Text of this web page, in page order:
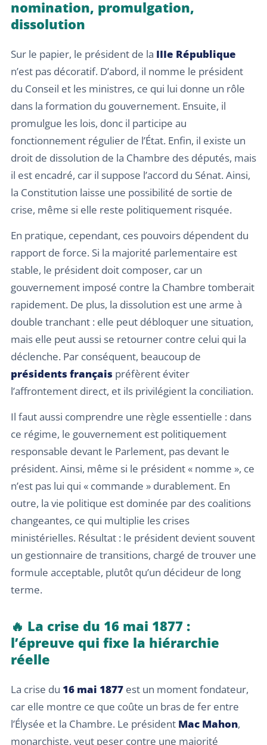
nomination, promulgation,
dissolution
Sur le papier, le président de la IIIe République
n’est pas décoratif. D’abord, il nomme le président
du Conseil et les ministres, ce qui lui donne un rôle
dans la formation du gouvernement. Ensuite, il
promulgue les lois, donc il participe au
fonctionnement régulier de l’État. Enfin, il existe un
droit de dissolution de la Chambre des députés, mais
il est encadré, car il suppose l’accord du Sénat. Ainsi,
la Constitution laisse une possibilité de sortie de
crise, même si elle reste politiquement risquée.
En pratique, cependant, ces pouvoirs dépendent du
rapport de force. Si la majorité parlementaire est
stable, le président doit composer, car un
gouvernement imposé contre la Chambre tomberait
rapidement. De plus, la dissolution est une arme à
double tranchant : elle peut débloquer une situation,
mais elle peut aussi se retourner contre celui qui la
déclenche. Par conséquent, beaucoup de
présidents français préfèrent éviter
l’affrontement direct, et ils privilégient la conciliation.
Il faut aussi comprendre une règle essentielle : dans
ce régime, le gouvernement est politiquement
responsable devant le Parlement, pas devant le
président. Ainsi, même si le président « nomme », ce
n’est pas lui qui « commande » durablement. En
outre, la vie politique est dominée par des coalitions
changeantes, ce qui multiplie les crises
ministérielles. Résultat : le président devient souvent
un gestionnaire de transitions, chargé de trouver une
formule acceptable, plutôt qu’un décideur de long
terme.
🔥 La crise du 16 mai 1877 :
l’épreuve qui fixe la hiérarchie
réelle
La crise du 16 mai 1877 est un moment fondateur,
car elle montre ce que coûte un bras de fer entre
l’Élysée et la Chambre. Le président Mac Mahon,
monarchiste, veut peser contre une majorité